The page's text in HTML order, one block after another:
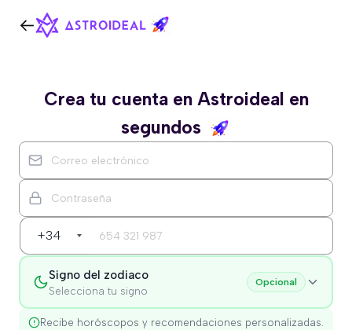
Crea tu cuenta en Astroideal en
segundos
+34
Signo del zodiaco
Selecciona tu signo
Opcional
Recibe horóscopos y recomendaciones personalizadas.